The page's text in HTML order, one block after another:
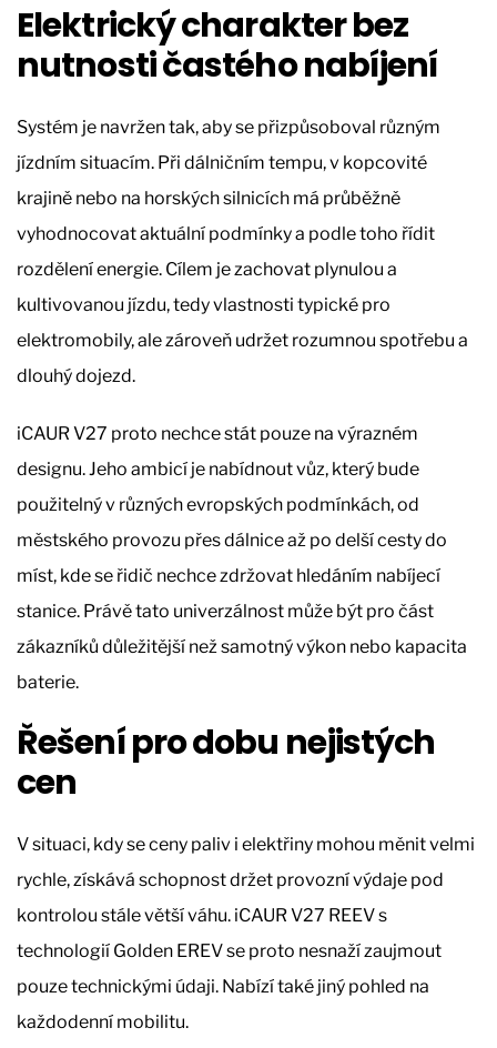
Elektrický charakter bez
nutnosti častého nabíjení
Systém je navržen tak, aby se přizpůsoboval různým
jízdním situacím. Při dálničním tempu, v kopcovité
krajině nebo na horských silnicích má průběžně
vyhodnocovat aktuální podmínky a podle toho řídit
rozdělení energie. Cílem je zachovat plynulou a
kultivovanou jízdu, tedy vlastnosti typické pro
elektromobily, ale zároveň udržet rozumnou spotřebu a
dlouhý dojezd.
iCAUR V27 proto nechce stát pouze na výrazném
designu. Jeho ambicí je nabídnout vůz, který bude
použitelný v různých evropských podmínkách, od
městského provozu přes dálnice až po delší cesty do
míst, kde se řidič nechce zdržovat hledáním nabíjecí
stanice. Právě tato univerzálnost může být pro část
zákazníků důležitější než samotný výkon nebo kapacita
baterie.
Řešení pro dobu nejistých
cen
V situaci, kdy se ceny paliv i elektřiny mohou měnit velmi
rychle, získává schopnost držet provozní výdaje pod
kontrolou stále větší váhu. iCAUR V27 REEV s
technologií Golden EREV se proto nesnaží zaujmout
pouze technickými údaji. Nabízí také jiný pohled na
každodenní mobilitu.